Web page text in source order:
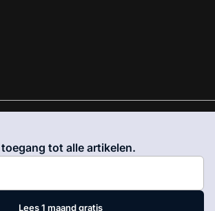
staat. Op gebruik van deze site zijn de
van toepassing:Algemene Voorwaarden
beleid
tot alle artikelen.
Lees 1 maand gratis